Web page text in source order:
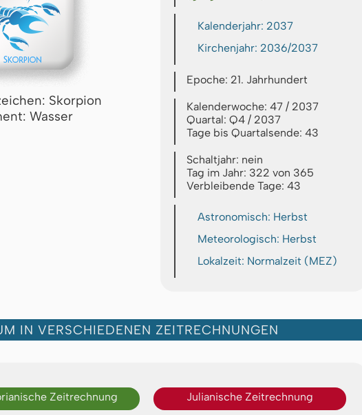
Skorpion
Wasser
Kalenderjahr: 2037
Kirchenjahr: 2036/2037
Epoche: 21. Jahrhundert
Kalenderwoche: 47 / 2037
Quartal: Q4 / 2037
Tage bis Quartalsende: 43
Schaltjahr: nein
Tag im Jahr: 322 von 365
Verbleibende Tage: 43
Astronomisch: Herbst
Meteorologisch: Herbst
Lokalzeit: Normalzeit (MEZ)
IN VERSCHIEDENEN ZEITRECHNUNGEN
Zeitrechnung
Julianische Zeitrechnung